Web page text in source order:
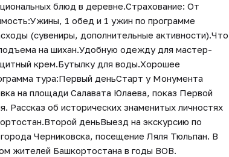
блюд в деревне.Страхование: От
1 обед и 1 ужин по программе
(сувениры, дополнительные активности).Что
на шихан.Удобную одежду для мастер-
крем.Бутылку для воды.Хорошее
тура:Первый деньСтарт у Монумента
на площади Салавата Юлаева, показ Первой
об исторических знаменитых личностях
деньВыезд на экскурсию по
Черниковска, посещение Ляля Тюльпан. В
жителей Башкортостана в годы ВОВ.